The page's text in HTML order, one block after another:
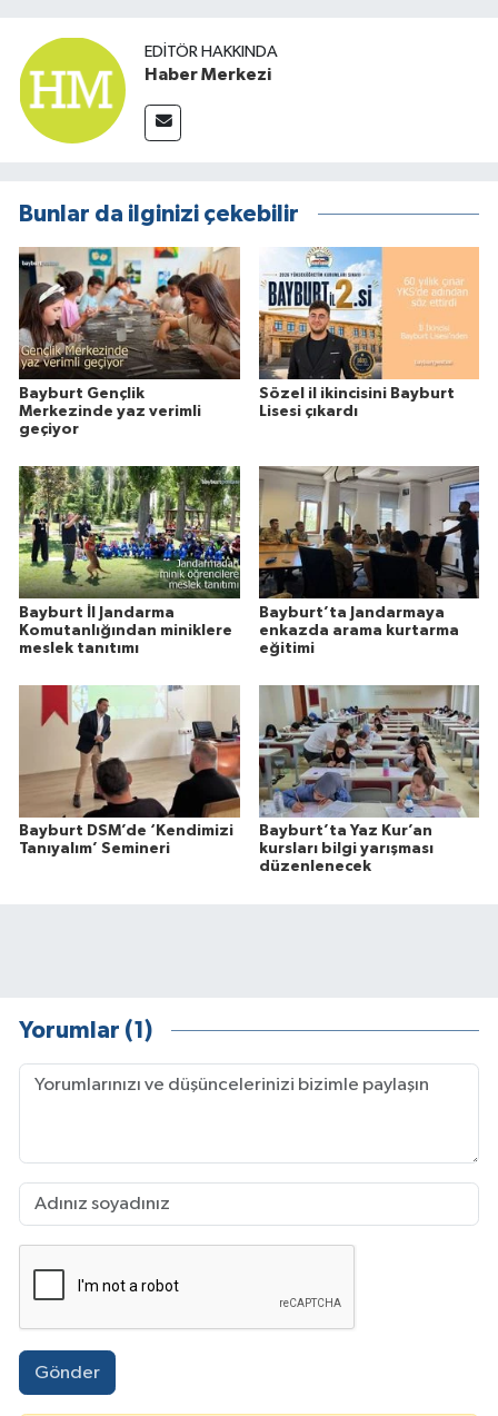
EDITÖR HAKKINDA
Haber Merkezi
Bunlar da ilginizi çekebilir
Bayburt Gençlik
Merkezinde yaz verimli
geçiyor
Sözel il ikincisini Bayburt
Lisesi çıkardı
Bayburt İl Jandarma
Komutanlığından miniklere
meslek tanıtımı
Bayburt’ta Jandarmaya
enkazda arama kurtarma
eğitimi
Bayburt DSM’de ‘Kendimizi
Tanıyalım’ Semineri
Bayburt’ta Yaz Kur’an
kursları bilgi yarışması
düzenlenecek
Yorumlar (1)
Gönder